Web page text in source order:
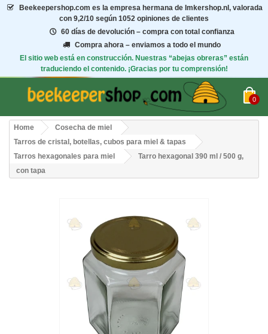
Beekeepershop.com es la empresa hermana de Imkershop.nl, valorada
con 9,2/10 según 1052 opiniones de clientes
60 días de devolución – compra con total confianza
Compra ahora – enviamos a todo el mundo
El sitio web está en construcción. Nuestras “abejas obreras” están
traduciendo el contenido. ¡Gracias por tu comprensión!
0
Home
Cosecha de miel
Tarros de cristal, botellas, cubos para miel & tapas
Tarros hexagonales para miel
Tarro hexagonal 390 ml / 500 g,
con tapa